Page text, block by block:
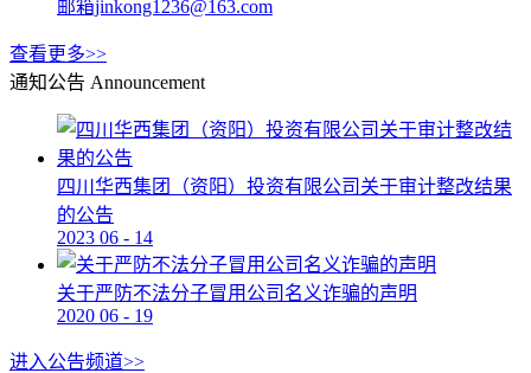
邮箱jinkong1236@163.com
查看更多>>
通知公告 Announcement
四川华西集团（资阳）投资有限公司关于审计整改结果
的公告
2023 06 - 14
关于严防不法分子冒用公司名义诈骗的声明
2020 06 - 19
进入公告频道>>